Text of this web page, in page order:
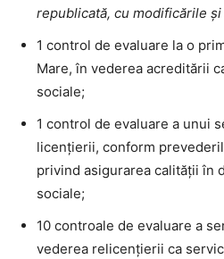
republicată, cu modificările
1 control de evaluare la o
Mare, în vederea acreditării
sociale;
1 control de evaluare a unui
licențierii, conform
privind asigurarea calității în
sociale;
10 controale de evaluare a
vederea relicențierii ca